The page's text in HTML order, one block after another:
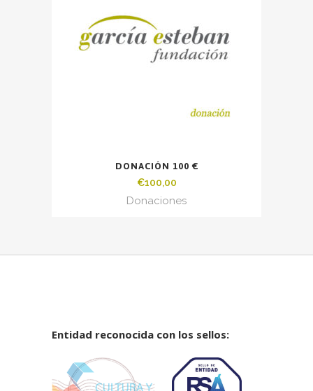
DONACIÓN 100 €
€100,00
Donaciones
Entidad reconocida con los sellos: